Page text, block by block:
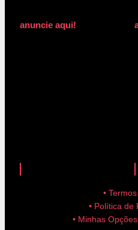
anuncie aqui!
•
• Política de
• Minhas